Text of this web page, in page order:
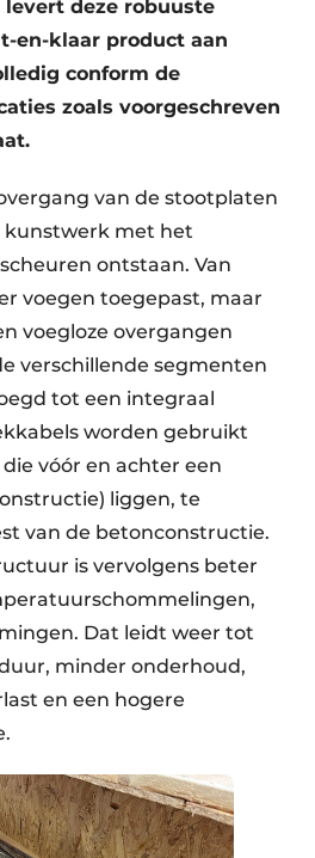
levert deze robuuste
en-klaar product aan
conform de
zoals voorgeschreven
van de stootplaten
kunstwerk met het
ontstaan. Van
voegen toegepast, maar
voegloze overgangen
verschillende segmenten
tot een integraal
worden gebruikt
vóór en achter een
liggen, te
van de betonconstructie.
is vervolgens beter
Dat leidt weer tot
minder onderhoud,
en een hogere